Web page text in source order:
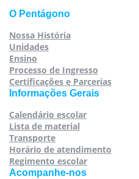
O Pentágono
Nossa História
Unidades
Ensino
Processo de Ingresso
Certificações e Parcerias
Informações Gerais
Calendário escolar
Lista de material
Transporte
Horário de atendimento
Regimento escolar
Acompanhe-nos